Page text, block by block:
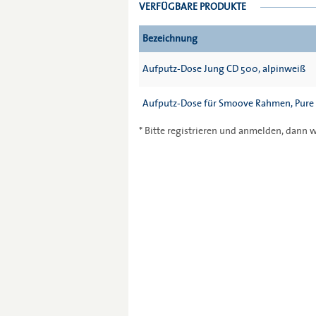
VERFÜGBARE PRODUKTE
Bezeichnung
Aufputz-Dose Jung CD 500, alpinweiß
Aufputz-Dose für Smoove Rahmen, Pure
* Bitte registrieren und anmelden, dann